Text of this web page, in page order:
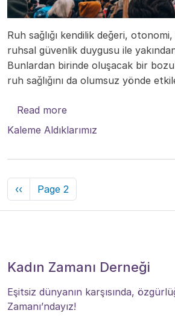
Ruh sağlığı kendilik değeri,
ruhsal güvenlik duygusu ile
Bunlardan birinde oluşacak bir
ruh sağlığını da olumsuz yönde
Read moreabout Toplumsal
Kaleme Aldıklarımız
Pagination
Previous page
‹‹ Page 2
Kadın Zamanı Derneği
Eşitsiz dünyanın karşısında,
Zamanı’ndayız!